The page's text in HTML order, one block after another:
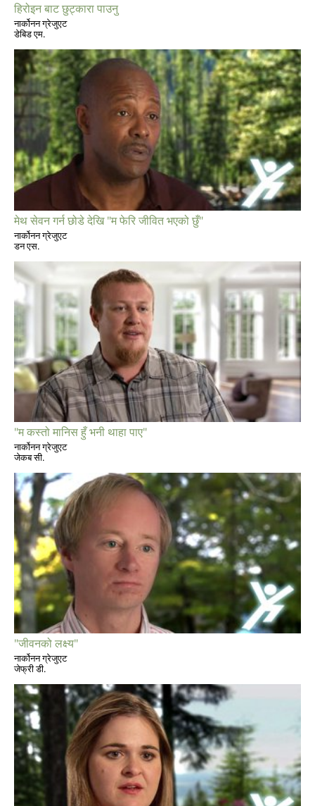
हिरोइन बाट छुट्कारा पाउनु
नार्कोनन ग्रेजुएट
डेबिड एम.
मेथ सेवन गर्न छोडे देखि "म फेरि जीवित भएको छुँ"
नार्कोनन ग्रेजुएट
डन एस.
"म कस्तो मानिस हुँ भनी थाहा पाए"
नार्कोनन ग्रेजुएट
जेकब सी.
"जीवनको लक्ष्य"
नार्कोनन ग्रेजुएट
जेफ्री डी.